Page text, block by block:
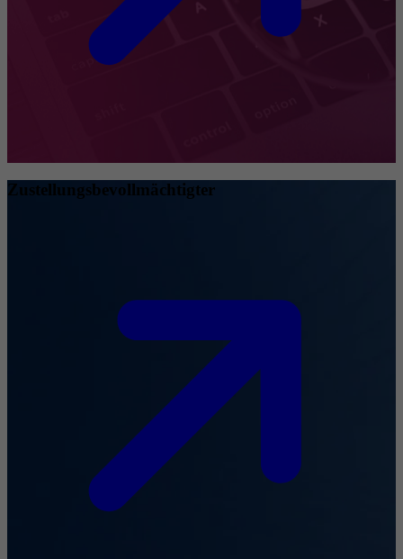
Zustellungsbevollmächtigter